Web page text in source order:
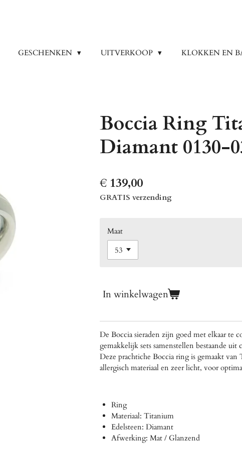
GESCHENKEN UITVERKOOP KLOKKEN EN
Boccia Ring
Diamant 0130-
€ 139,00
GRATIS verzending
Maat
In winkelwagen
De Boccia sieraden zijn goed met elkaar te
gemakkelijk sets samenstellen bestaande uit
Deze prachtiche Boccia ring is gemaakt
allergisch materiaal en zeer licht, voor
Ring
Materiaal: Titanium
Edelsteen: Diamant
Afwerking: Mat / Glanzend